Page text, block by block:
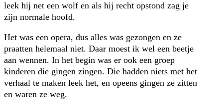
leek hij net een wolf en als hij recht opstond zag je
zijn normale hoofd.
Het was een opera, dus alles was gezongen en ze
praatten helemaal niet. Daar moest ik wel een beetje
aan wennen. In het begin was er ook een groep
kinderen die gingen zingen. Die hadden niets met het
verhaal te maken leek het, en opeens gingen ze zitten
en waren ze weg.